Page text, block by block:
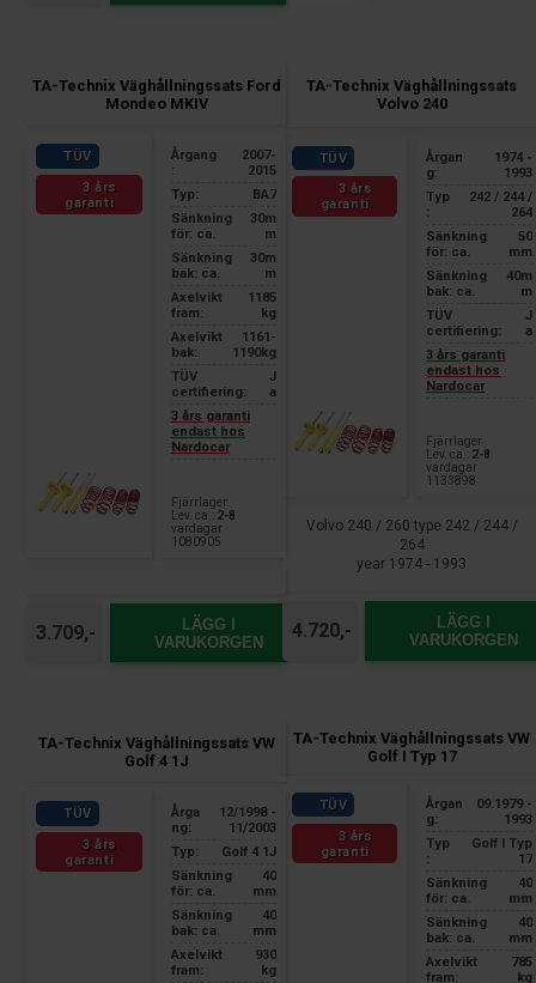
TA-Technix Väghållningssats Ford
Mondeo MKIV
TÜV
3 års
garanti
Årgang
:
2007-
2015
Typ:
BA7
Sänkning
för: ca.
30m
m
Sänkning
bak: ca.
30m
m
Axelvikt
fram:
1185
kg
Axelvikt
bak:
1161-
1190kg
TÜV
certifiering:
J
a
3 års garanti
endast hos
Nardocar
Fjärrlager
Lev. ca.:
2-8
vardagar
1080905
3.709,-
LÄGG I
VARUKORGEN
TA-Technix Väghållningssats
Volvo 240
TÜV
3 års
garanti
Årgan
g:
1974 -
1993
Typ
:
242 / 244 /
264
Sänkning
för: ca.
50
mm
Sänkning
bak: ca.
40m
m
TÜV
certifiering:
J
a
3 års garanti
endast hos
Nardocar
Fjärrlager
Lev. ca.: 2-8
vardagar
1133898
Volvo 240 / 260 type 242 / 244 /
264
year 1974 - 1993
4.720,-
LÄGG I
VARUKORGEN
TA-Technix Väghållningssats VW
Golf 4 1J
TÜV
3 års
garanti
Årga
ng:
12/1998 -
11/2003
Typ:
Golf 4 1J
Sänkning
för: ca.
40
mm
Sänkning
bak: ca.
40
mm
Axelvikt
fram:
930
kg
TA-Technix Väghållningssats VW
Golf I Typ 17
TÜV
3 års
garanti
Årgan
g:
09.1979 -
1993
Typ
:
Golf I Typ
17
Sänkning
för: ca.
40
mm
Sänkning
bak: ca.
40
mm
Axelvikt
fram:
785
kg